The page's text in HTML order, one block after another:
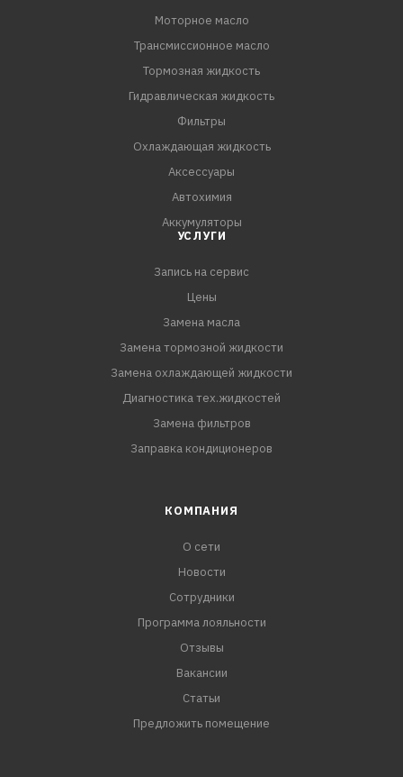
Моторное масло
Трансмиссионное масло
Тормозная жидкость
Гидравлическая жидкость
Фильтры
Охлаждающая жидкость
Аксессуары
Автохимия
Аккумуляторы
УСЛУГИ
Запись на сервис
Цены
Замена масла
Замена тормозной жидкости
Замена охлаждающей жидкости
Диагностика тех.жидкостей
Замена фильтров
Заправка кондиционеров
КОМПАНИЯ
О сети
Новости
Сотрудники
Программа лояльности
Отзывы
Вакансии
Статьи
Предложить помещение